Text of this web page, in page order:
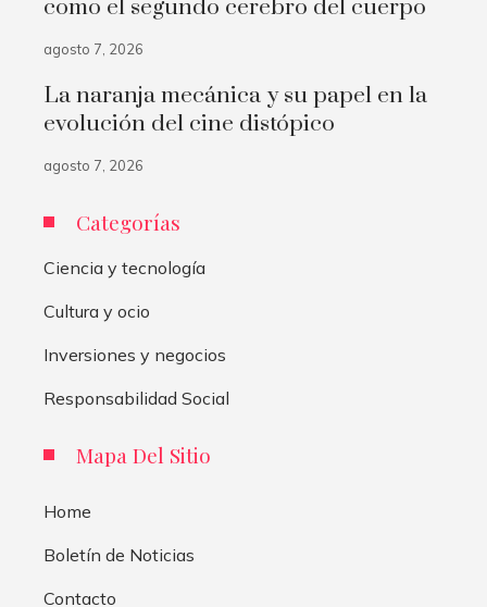
como el segundo cerebro del cuerpo
agosto 7, 2026
La naranja mecánica y su papel en la
evolución del cine distópico
agosto 7, 2026
Categorías
Ciencia y tecnología
Cultura y ocio
Inversiones y negocios
Responsabilidad Social
Mapa Del Sitio
Home
Boletín de Noticias
Contacto